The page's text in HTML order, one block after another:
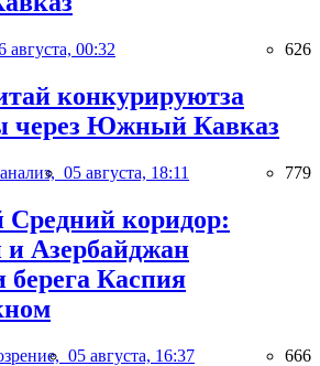
августа, 00:32 626
конкурируютза
через Южный Кавказ
05 августа, 18:11 779
коридор:
и Азербайджан
берега Каспия
05 августа, 16:37 666